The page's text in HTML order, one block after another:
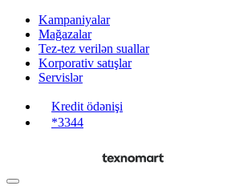
Kampaniyalar
Mağazalar
Tez-tez verilən suallar
Korporativ satışlar
Servislər
Kredit ödənişi
*3344